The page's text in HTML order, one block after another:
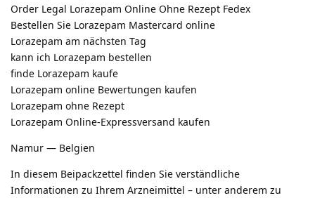
Order Legal Lorazepam Online Ohne Rezept Fedex
Bestellen Sie Lorazepam Mastercard online
Lorazepam am nächsten Tag
kann ich Lorazepam bestellen
finde Lorazepam kaufe
Lorazepam online Bewertungen kaufen
Lorazepam ohne Rezept
Lorazepam Online-Expressversand kaufen
Namur — Belgien
In diesem Beipackzettel finden Sie verständliche
Informationen zu Ihrem Arzneimittel – unter anderem zu